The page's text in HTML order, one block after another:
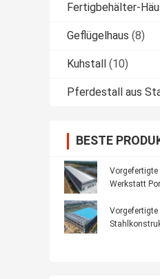
Fertigbehälter-
Geflügelhaus (8)
Kuhstall (10)
Pferdestall aus
BESTE
Werkstatt
Vorgefertigte